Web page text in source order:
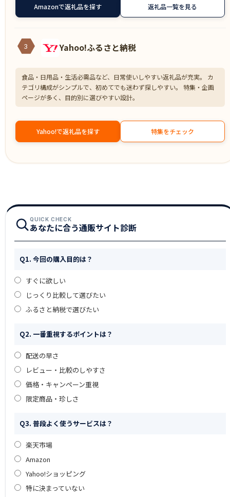
Amazonで返礼品を探す 返礼品一覧を見る
3 Yahoo!ふるさと納税
食品・日用品・生活必需品など、日常使いしやすい返礼品が充実。 カ
テゴリ構成がシンプルで、初めてでも迷わず探しやすい。 特集・企画
ページが多く、目的別に選びやすい設計。
Yahoo!で返礼品を探す 特集をチェック
QUICK CHECK
あなたに合う通販サイト診断
Q1. 今回の購入目的は？
すぐに欲しい
じっくり比較して選びたい
ふるさと納税で選びたい
Q2. 一番重視するポイントは？
配送の早さ
レビュー・比較のしやすさ
価格・キャンペーン重視
限定商品・珍しさ
Q3. 普段よく使うサービスは？
楽天市場
Amazon
Yahoo!ショッピング
特に決まっていない